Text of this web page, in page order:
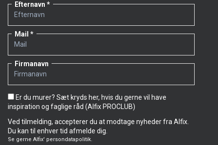
Efternavn
Mail
Firmanavn
Er du murer? Sæt kryds her, hvis du gerne vil have
inspiration og faglige råd (Alfix PROCLUB)
Ved tilmelding, accepterer du at modtage nyheder fra Alfix.
Du kan til enhver tid afmelde dig.
Se gerne Alfix' persondatapolitik.